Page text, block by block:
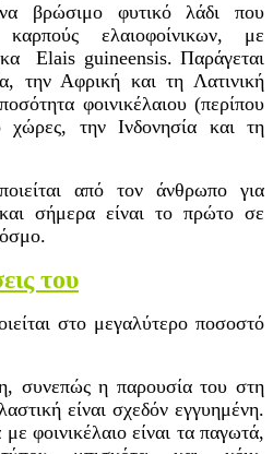
βρώσιμο φυτικό λάδι που
ελαιοφοίνικων, με
Elais guineensis. Παράγεται
την Αφρική και τη Λατινική
φοινικέλαιου (περίπου
την Ινδονησία και τη
από τον άνθρωπο για
σήμερα είναι το πρώτο σε
του
στο μεγαλύτερο ποσοστό
συνεπώς η παρουσία του στη
είναι σχεδόν εγγυημένη.
φοινικέλαιο είναι τα παγωτά,